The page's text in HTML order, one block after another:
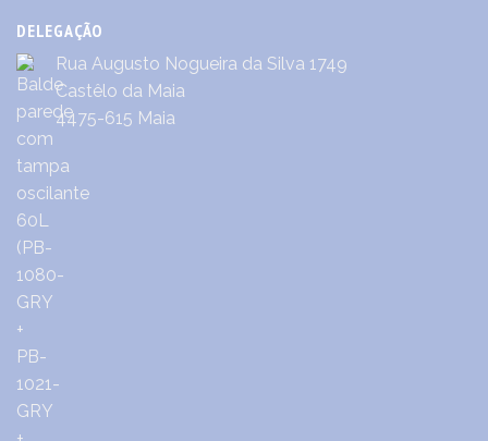
DELEGAÇÃO
Rua Augusto Nogueira da Silva 1749
Castêlo da Maia
4475-615 Maia